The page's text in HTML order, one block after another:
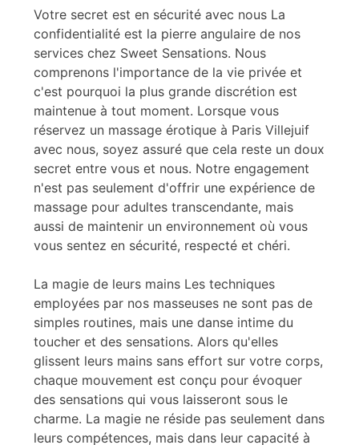
Votre secret est en sécurité avec nous La
confidentialité est la pierre angulaire de nos
services chez Sweet Sensations. Nous
comprenons l'importance de la vie privée et
c'est pourquoi la plus grande discrétion est
maintenue à tout moment. Lorsque vous
réservez un massage érotique à Paris Villejuif
avec nous, soyez assuré que cela reste un doux
secret entre vous et nous. Notre engagement
n'est pas seulement d'offrir une expérience de
massage pour adultes transcendante, mais
aussi de maintenir un environnement où vous
vous sentez en sécurité, respecté et chéri.
La magie de leurs mains Les techniques
employées par nos masseuses ne sont pas de
simples routines, mais une danse intime du
toucher et des sensations. Alors qu'elles
glissent leurs mains sans effort sur votre corps,
chaque mouvement est conçu pour évoquer
des sensations qui vous laisseront sous le
charme. La magie ne réside pas seulement dans
leurs compétences, mais dans leur capacité à